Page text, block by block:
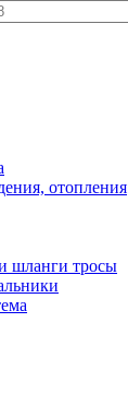
отопления
шланги тросы